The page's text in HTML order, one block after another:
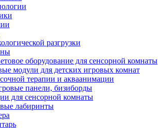
разгрузки
оборудование для сенсорной комнаты
модули для детских игровых комнат
терапии и акваанимации
панели, бизиборды
для сенсорной комнаты
лабиринты